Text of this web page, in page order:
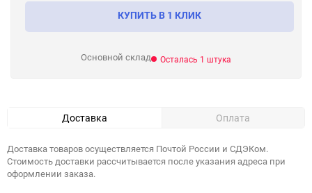
КУПИТЬ В 1 КЛИК
Основной склад Осталась 1 штука
Доставка Оплата
Доставка товаров осуществляется Почтой России и СДЭКом.
Стоимость доставки рассчитывается после указания адреса при
оформлении заказа.